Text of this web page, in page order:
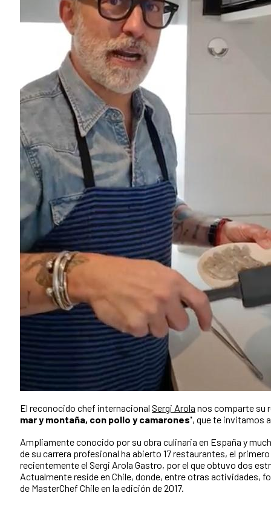
El reconocido chef internacional Sergi Arola nos comparte su
mar y montaña, con pollo y camarones', que te invitamos
Ampliamente conocido por su obra culinaria en España y
de su carrera profesional ha abierto 17 restaurantes, el
recientemente el Sergi Arola Gastro, por el que obtuvo dos
Actualmente reside en Chile, donde, entre otras actividades,
de MasterChef Chile en la edición de 2017.